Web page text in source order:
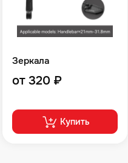
Зеркала
от 320 ₽
Купить